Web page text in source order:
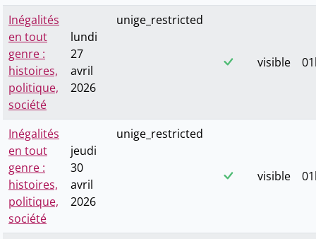
Inégalités
en tout
genre :
histoires,
politique,
société
lundi
27
avril
2026
unige_restricted
visible
Inégalités
en tout
genre :
histoires,
politique,
société
jeudi
30
avril
2026
unige_restricted
visible